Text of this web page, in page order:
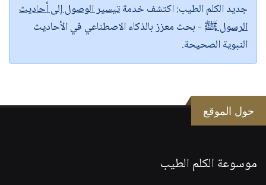
جديد الكلم الطيب:اكتشف خدمةتيسير الوصول إلى أحاديث
الرسول ﷺ - بحث معزز بالذكاء الاصطناعي في الأحاديث
النبوية الصحيحة.
حول الموقع
موسوعة الكلم الطيب